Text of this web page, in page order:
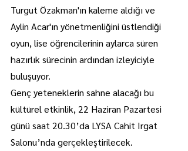
Turgut Özakman'ın kaleme aldığı ve
Aylin Acar'ın yönetmenliğini üstlendiği
oyun, lise öğrencilerinin aylarca süren
hazırlık sürecinin ardından izleyiciyle
buluşuyor.
Genç yeteneklerin sahne alacağı bu
kültürel etkinlik, 22 Haziran Pazartesi
günü saat 20.30’da LYSA Cahit Irgat
Salonu’nda gerçekleştirilecek.